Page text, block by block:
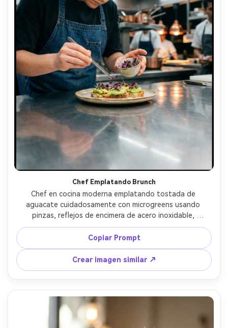
Chef Emplatando Brunch
Chef en cocina moderna emplatando tostada de
aguacate cuidadosamente con microgreens usando
pinzas, reflejos de encimera de acero inoxidable,
iluminación suave cenital, ambiente de preparación de
restaurante cinematográfico, capturada con lente de
35mm, encuadre medio cuerpo con el plato en enfoque
nítido, detalle fotorealista --ar 4:5
Copiar Prompt
Crear imagen similar ↗